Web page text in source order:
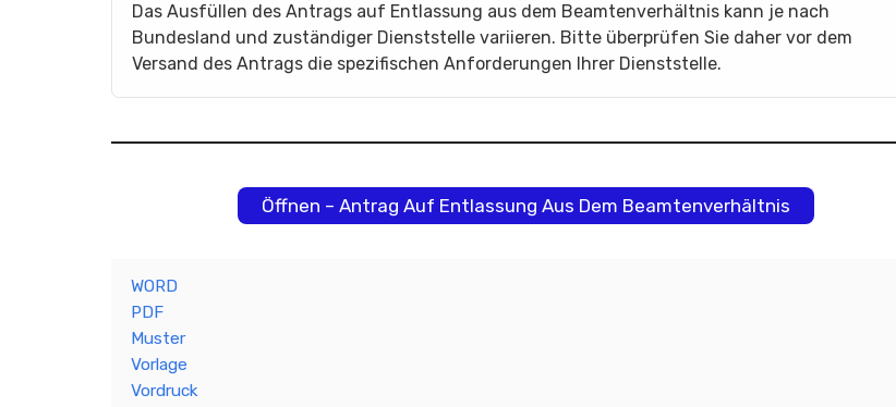
Das Ausfüllen des Antrags auf Entlassung aus dem Beamtenverhältnis kann je nach
Bundesland und zuständiger Dienststelle variieren. Bitte überprüfen Sie daher vor dem
Versand des Antrags die spezifischen Anforderungen Ihrer Dienststelle.
Öffnen – Antrag Auf Entlassung Aus Dem Beamtenverhältnis
WORD
PDF
Muster
Vorlage
Vordruck